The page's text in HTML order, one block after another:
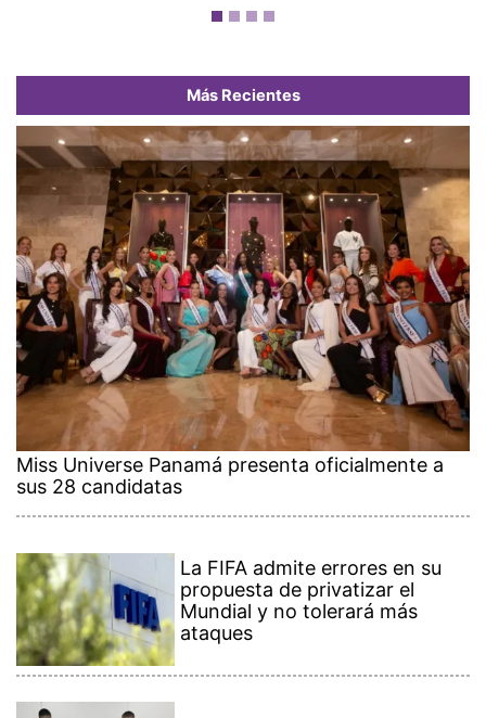
Más Recientes
Miss Universe Panamá presenta oficialmente a
sus 28 candidatas
La FIFA admite errores en su
propuesta de privatizar el
Mundial y no tolerará más
ataques